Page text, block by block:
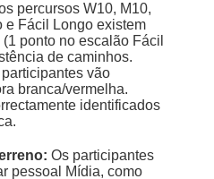
percursos W10, M10,
e Fácil Longo existem
ponto no escalão Fácil
de caminhos.
vão
branca/vermelha.
identificados
Os participantes
pessoal Mídia, como